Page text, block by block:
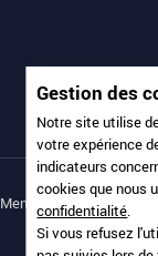
Mentions légales
Gestion des
Notre site utilise
votre expérience
indicateurs
cookies que nous
confidentialité.
Si vous refusez